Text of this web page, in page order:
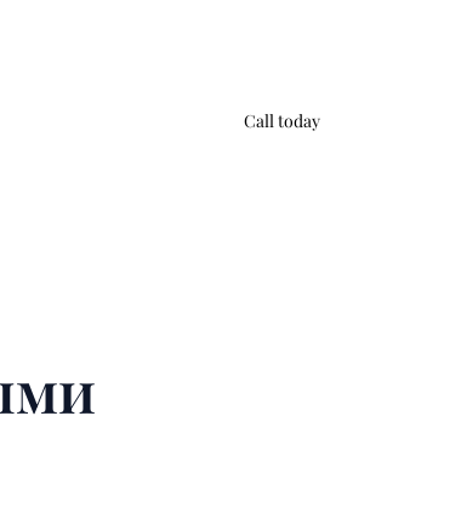
Call today